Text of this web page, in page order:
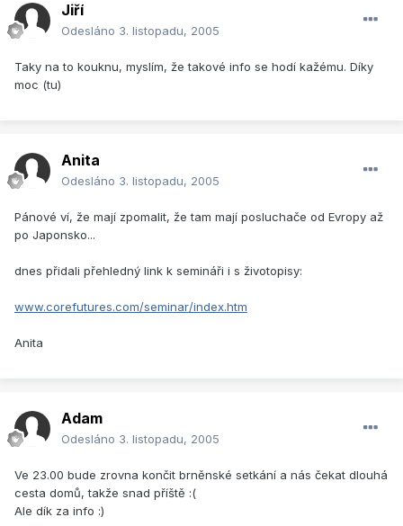
Jiří
Odesláno 3. listopadu, 2005
Taky na to kouknu, myslím, že takové info se hodí kažému. Díky
moc (tu)
Anita
Odesláno 3. listopadu, 2005
Pánové ví, že mají zpomalit, že tam mají posluchače od Evropy až
po Japonsko...
dnes přidali přehledný link k semináři i s životopisy:
www.corefutures.com/seminar/index.htm
Anita
Adam
Odesláno 3. listopadu, 2005
Ve 23.00 bude zrovna končit brněnské setkání a nás čekat dlouhá
cesta domů, takže snad příště :(
Ale dík za info :)